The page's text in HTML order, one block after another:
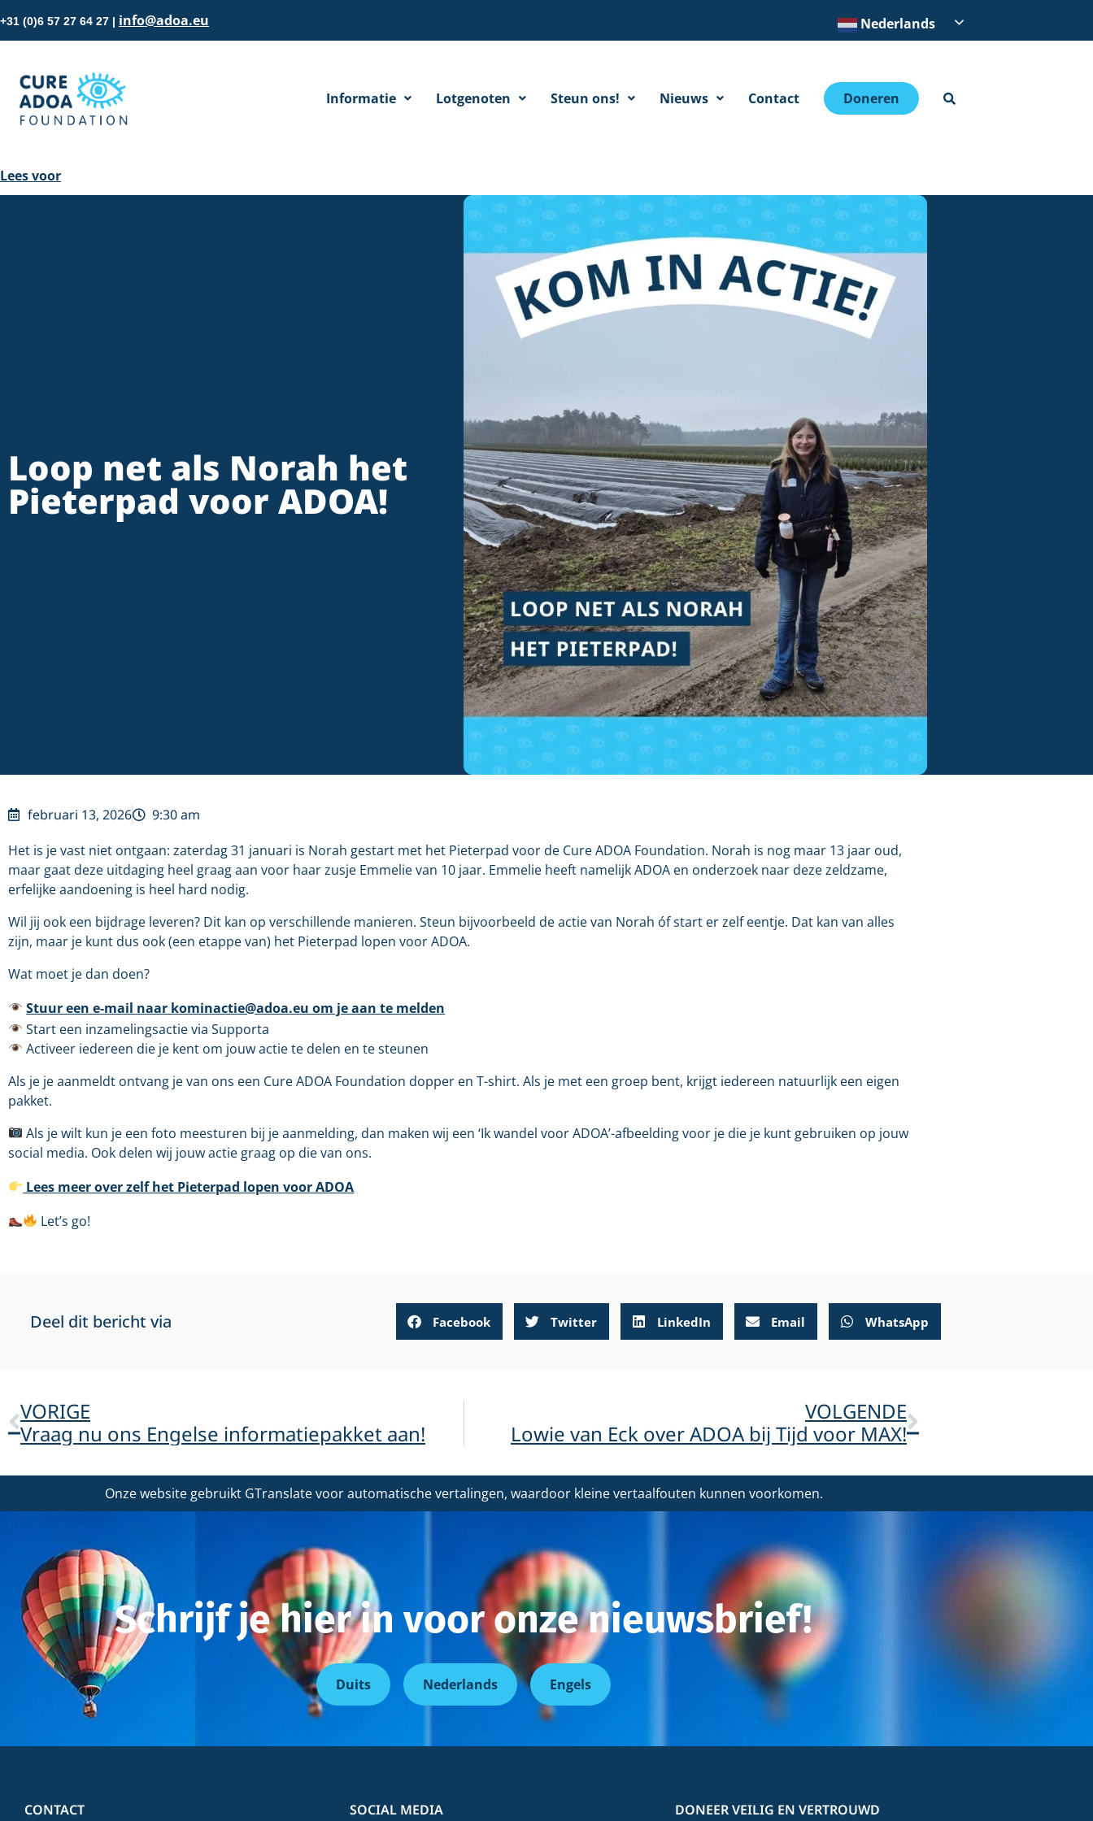
+31 (0)6 57 27 64 27 | info@adoa.eu Nederlands
Informatie Lotgenoten Steun ons! Nieuws Contact Doneren
Lees voor
Loop net als Norah het
Pieterpad voor ADOA!
februari 13, 2026
9:30 am
Het is je vast niet ontgaan: zaterdag 31 januari is Norah gestart met het Pieterpad voor de Cure ADOA Foundation. Norah is nog maar 13 jaar oud,
maar gaat deze uitdaging heel graag aan voor haar zusje Emmelie van 10 jaar. Emmelie heeft namelijk ADOA en onderzoek naar deze zeldzame,
erfelijke aandoening is heel hard nodig.
Wil jij ook een bijdrage leveren? Dit kan op verschillende manieren. Steun bijvoorbeeld de actie van Norah óf start er zelf eentje. Dat kan van alles
zijn, maar je kunt dus ook (een etappe van) het Pieterpad lopen voor ADOA.
Wat moet je dan doen?
Stuur een e-mail naar kominactie@adoa.eu om je aan te melden
Start een inzamelingsactie via Supporta
Activeer iedereen die je kent om jouw actie te delen en te steunen
Als je je aanmeldt ontvang je van ons een Cure ADOA Foundation dopper en T-shirt. Als je met een groep bent, krijgt iedereen natuurlijk een eigen
pakket.
Als je wilt kun je een foto meesturen bij je aanmelding, dan maken wij een ‘Ik wandel voor ADOA’-afbeelding voor je die je kunt gebruiken op jouw
social media. Ook delen wij jouw actie graag op die van ons.
Lees meer over zelf het Pieterpad lopen voor ADOA
Let’s go!
Deel dit bericht via Facebook Twitter LinkedIn Email WhatsApp
VORIGE
Vraag nu ons Engelse informatiepakket aan!
VOLGENDE
Lowie van Eck over ADOA bij Tijd voor MAX!
Onze website gebruikt GTranslate voor automatische vertalingen, waardoor kleine vertaalfouten kunnen voorkomen.
Schrijf je hier in voor onze nieuwsbrief!
Duits Nederlands Engels
CONTACT SOCIAL MEDIA DONEER VEILIG EN VERTROUWD